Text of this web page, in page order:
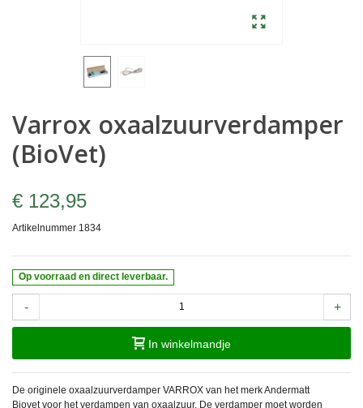
Varrox oxaalzuurverdamper
(BioVet)
€ 123,95
Artikelnummer 1834
Op voorraad en direct leverbaar.
- +
In winkelmandje
De originele oxaalzuurverdamper VARROX van het merk Andermatt
Biovet voor het verdampen van oxaalzuur. De verdamper moet worden